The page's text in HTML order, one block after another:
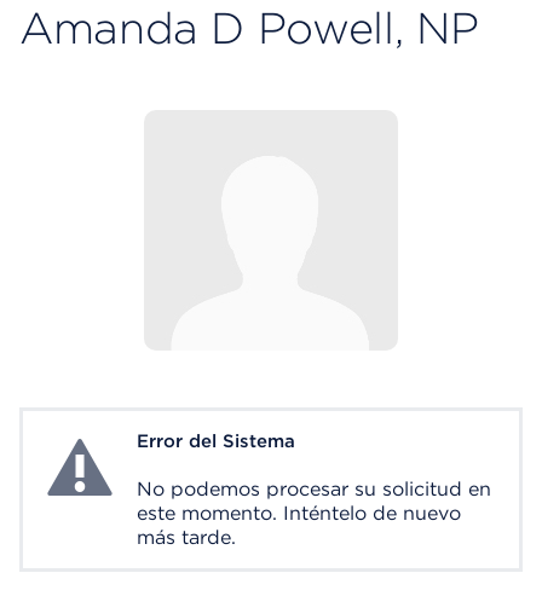
Amanda D Powell, NP
System ErrorError del Sistema
No podemos procesar su solicitud en
este momento. Inténtelo de nuevo
más tarde.